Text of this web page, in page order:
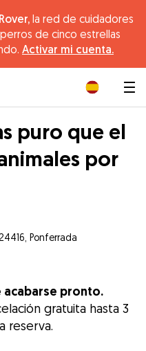
la red de cuidadores
de cinco estrellas
Activar mi cuenta.
puro que el
por
Ponferrada
acabarse pronto.
gratuita hasta 3
reserva.